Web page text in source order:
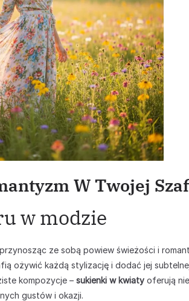
W Twojej
w modzie
ze sobą powiew świeżości i
ożywić każdą stylizację i dodać jej
kompozycje – sukienki w kwiaty oferują
gustów i okazji.